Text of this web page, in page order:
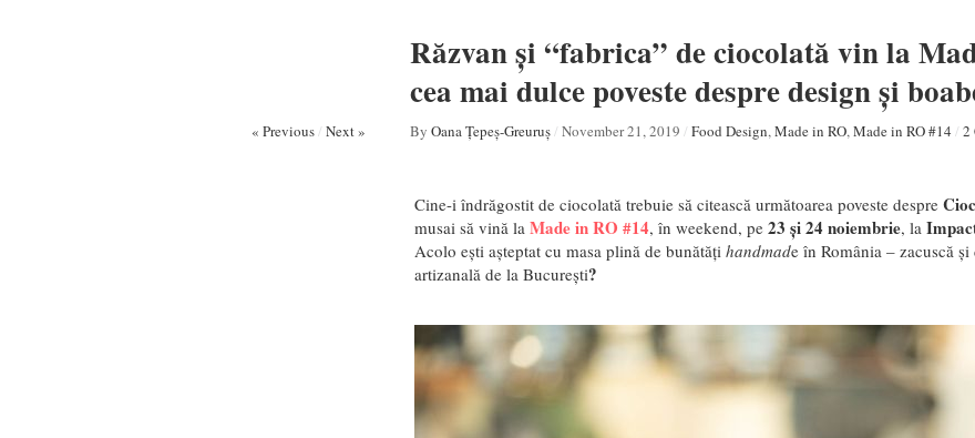
Răzvan și “fabrica” de ciocolată vin la
cea mai dulce poveste despre design și
« Previous/ Next » By Oana Țepeș-Greuruș/ November 21, 2019 / Food Design,Made in RO,Made in RO #14 / 2
Cine-i îndrăgostit de ciocolată trebuie să citească următoarea poveste despre
musai să vină la Made in RO #14, în weekend, pe 23 și 24 noiembrie, la
Acolo ești așteptat cu masa plină de bunătăți handmade în România – zacuscă
artizanală de la București?